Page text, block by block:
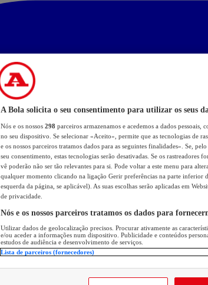
A Bola solicita o seu consentimento para utilizar os seus
Nós e os nossos 298 parceiros armazenamos e acedemos a dados
no seu dispositivo. Se selecionar «Aceito», permite que as tecnologias de
e os nossos parceiros tratamos dados para as seguintes finalidades». Se,
seu consentimento, estas tecnologias serão desativadas. Se os rastreadores
vê poderão não ser tão relevantes para si. Pode voltar a este menu para
qualquer momento clicando na ligação Gerir preferências na parte inferior
esquerda da página, se aplicável). As suas escolhas serão aplicadas em
de privacidade.
Nós e os nossos parceiros tratamos os dados para
Utilizar dados de geolocalização precisos. Procurar ativamente as
e/ou aceder a informações num dispositivo. Publicidade e conteúdos
estudos de audiência e desenvolvimento de serviços.
Lista de parceiros (fornecedores)